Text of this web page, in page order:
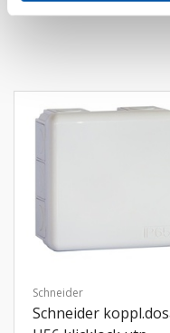
Schneider
Schneider